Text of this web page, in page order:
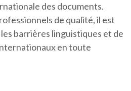
des documents.
de qualité, il est
barrières linguistiques et de
en toute